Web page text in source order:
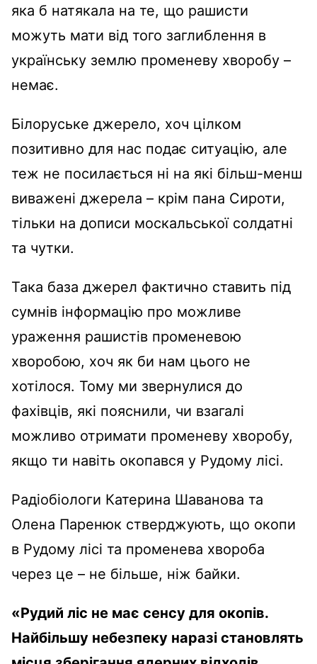
яка б натякала на те, що рашисти
можуть мати від того заглиблення в
українську землю променеву хворобу –
немає.
Білоруське джерело, хоч цілком
позитивно для нас подає ситуацію, але
теж не посилається ні на які більш-менш
виважені джерела – крім пана Сироти,
тільки на дописи москальської солдатні
та чутки.
Така база джерел фактично ставить під
сумнів інформацію про можливе
ураження рашистів променевою
хворобою, хоч як би нам цього не
хотілося. Тому ми звернулися до
фахівців, які пояснили, чи взагалі
можливо отримати променеву хворобу,
якщо ти навіть окопався у Рудому лісі.
Радіобіологи Катерина Шаванова та
Олена Паренюк стверджують, що окопи
в Рудому лісі та променева хвороба
через це – не більше, ніж байки.
«Рудий ліс не має сенсу для окопів.
Найбільшу небезпеку наразі становлять